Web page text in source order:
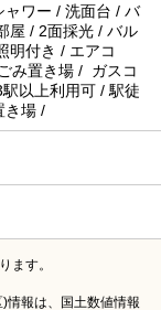
ワー / 洗面台 / バ
屋 / 2面採光 / バル
明付き / エアコ
み置き場 / ガスコ
以上利用可 / 駅徒
き場 /
ます。
情報は、国土数値情報